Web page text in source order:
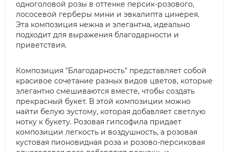
одноголовой розы в оттенке персик-розового,
лососевой герберы мини и эвкалипта цинерея.
Эта композиция нежна и элегантна, идеально
подходит для выражения благодарности и
приветствия.
Композиция "Благодарность" представляет собой
красивое сочетание разных видов цветов, которые
элегантно смешиваются вместе, чтобы создать
прекрасный букет. В этой композиции можно
найти белую эустому, которая добавляет светлую
нотку к букету. Розовая гипсофила придает
композиции легкость и воздушность, а розовая
кустовая пионовидная роза и розово-персиковая